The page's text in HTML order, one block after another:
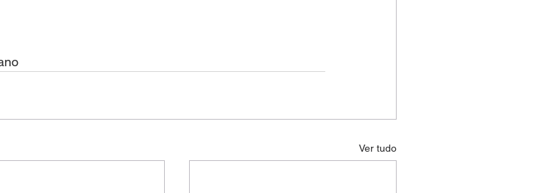
Ver tudo